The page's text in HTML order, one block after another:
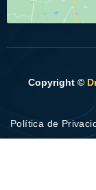
Copyright ©
Política de